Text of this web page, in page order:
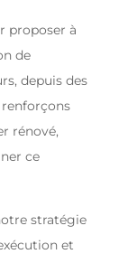
proposer à
de
depuis des
renforçons
rénové,
ce
stratégie
et